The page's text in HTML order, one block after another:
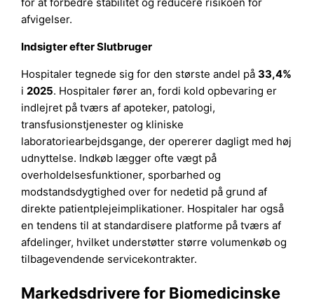
for at forbedre stabilitet og reducere risikoen for
afvigelser.
Indsigter efter Slutbruger
Hospitaler tegnede sig for den største andel på33,4%
i2025. Hospitaler fører an, fordi kold opbevaring er
indlejret på tværs af apoteker, patologi,
transfusionstjenester og kliniske
laboratoriearbejdsgange, der opererer dagligt med høj
udnyttelse. Indkøb lægger ofte vægt på
overholdelsesfunktioner, sporbarhed og
modstandsdygtighed over for nedetid på grund af
direkte patientplejeimplikationer. Hospitaler har også
en tendens til at standardisere platforme på tværs af
afdelinger, hvilket understøtter større volumenkøb og
tilbagevendende servicekontrakter.
Markedsdrivere for Biomedicinske